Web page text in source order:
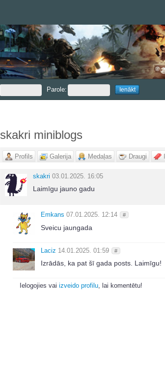
Parole:
skakri miniblogs
Profils Galerija Medaļas Draugi
skakri 03.01.2025. 16:05
Laimīgu jauno gadu
Emkans 07.01.2025. 12:14 #
Sveicu jaungada
Laciz 14.01.2025. 01:59 #
Izrādās, ka pat šī gada posts. Laimīgu!
Ielogojies vai izveido profilu, lai komentētu!